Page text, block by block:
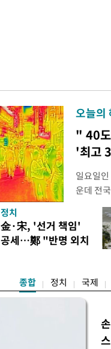
오늘의
" 40도
'최고
일요일
운데 전
더위가
도(오산,
화순, 보
면 제외
정치
金·宋, '선거 책임'
공세…鄭 "반명 외치
종합 정치 국제